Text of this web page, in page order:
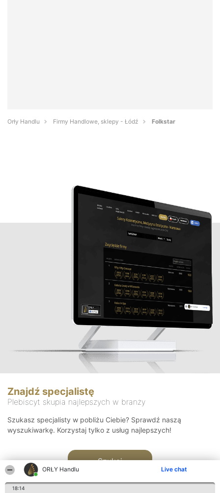
ORŁY Handlu Live chat
18:14
Orły Handlu Firmy Handlowe, sklepy - Łódź Folkstar
Znajdź specjalistę
Plebiscyt skupia najlepszych w branży
Szukasz specjalisty w pobliżu Ciebie? Sprawdź naszą
wyszukiwarkę. Korzystaj tylko z usług najlepszych!
Szukaj